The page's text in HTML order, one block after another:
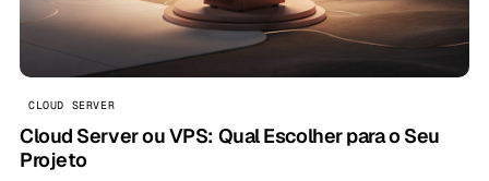
CLOUD SERVER
Cloud Server ou VPS: Qual Escolher para o Seu
Projeto